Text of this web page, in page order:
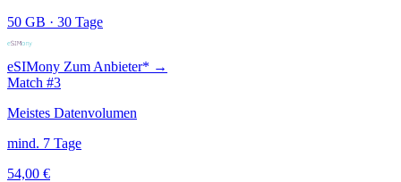
50 GB · 30 Tage
eSIMony Zum Anbieter* →
Match #3
Meistes Datenvolumen
mind. 7 Tage
54,00 €